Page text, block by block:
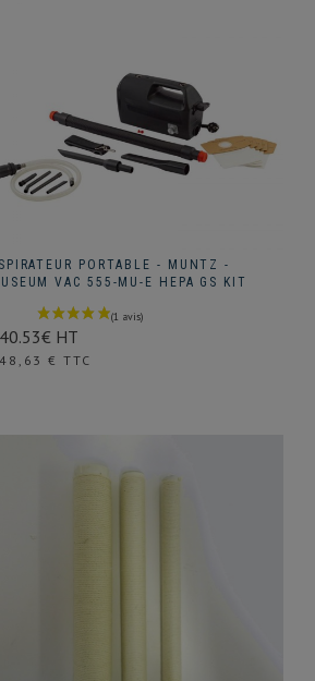
PORTABLE - MUNTZ -
VAC 555-MU-E HEPA GS KIT
HT
€ TTC